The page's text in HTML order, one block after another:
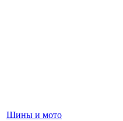
Шины и мото